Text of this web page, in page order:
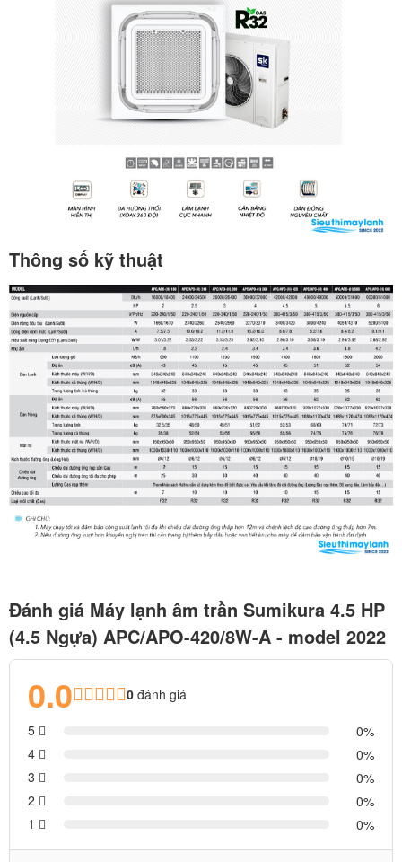
Thông số kỹ thuật
Đánh giá Máy lạnh âm trần Sumikura 4.5 HP
(4.5 Ngựa) APC/APO-420/8W-A - model 2022
0.0 0 đánh giá
5
0
4
0
3
0
2
0
1
0